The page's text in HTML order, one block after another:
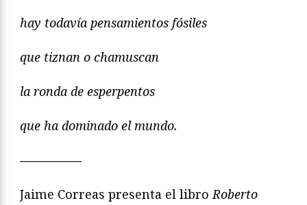
hay todavía pensamientos fósiles
que tiznan o chamuscan
la ronda de esperpentos
que ha dominado el mundo.
—————
Jaime Correas presenta el libro Roberto